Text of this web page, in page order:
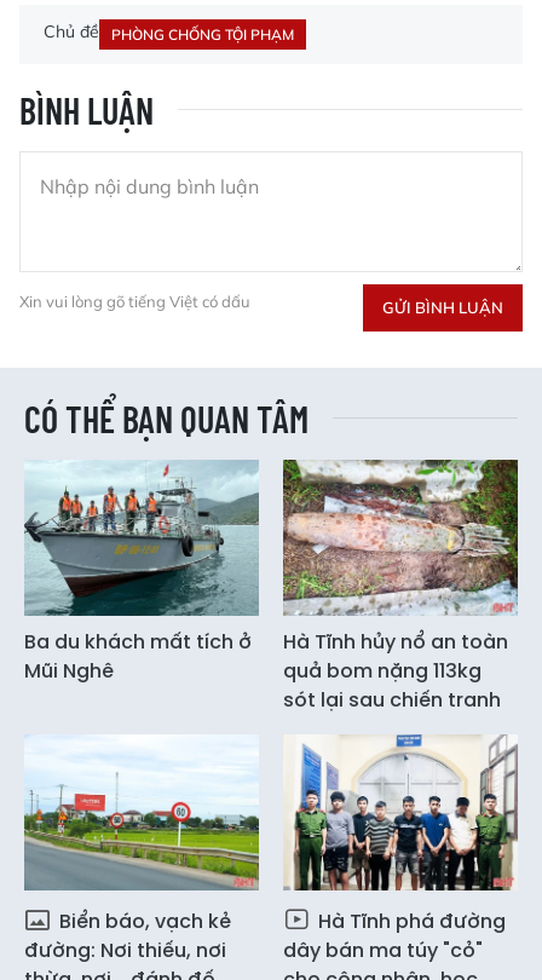
Chủ đề PHÒNG CHỐNG TỘI PHẠM
BÌNH LUẬN
Xin vui lòng gõ tiếng Việt có dấu GỬI BÌNH LUẬN
CÓ THỂ BẠN QUAN TÂM
Ba du khách mất tích ở
Mũi Nghê
Hà Tĩnh hủy nổ an toàn
quả bom nặng 113kg
sót lại sau chiến tranh
Biển báo, vạch kẻ
đường: Nơi thiếu, nơi
Hà Tĩnh phá đường
dây bán ma túy "cỏ"